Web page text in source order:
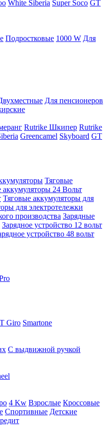
White Siberia Super Soco GT
Подростковые 1000 W Для
Для пенсионеров
Rutrike Шкипер Rutrike
Greencamel Skyboard GT
Тяговые
аккумуляторы 24 Вольт
Тяговые аккумуляторы для
для электротележки
производства Зарядные
Зарядное устройство 12 вольт
устройство 48 вольт
Giro Smartone
С выдвижной ручкой
4 Kw Взрослые Кроссовые
Спортивные Детские